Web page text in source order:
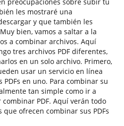
les mostraré una
y que también les
bien, vamos a saltar a la
a combinar archivos. Aquí
tres archivos PDF diferentes,
en un solo archivo. Primero,
usar un servicio en línea
en uno. Para combinar su
tan simple como ir a
PDF. Aquí verán todo
ofrecen combinar sus PDFs